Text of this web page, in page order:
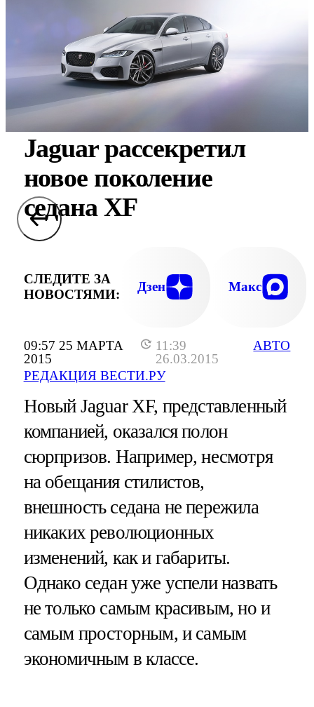
09:57 25 МАРТА
2015
11:39
26.03.2015
РЕДАКЦИЯ ВЕСТИ.РУ
АВТО
Jaguar рассекретил
новое поколение
седана XF
СЛЕДИТЕ ЗА
НОВОСТЯМИ:
Дзен Макс
Новый Jaguar XF, представленный
компанией, оказался полон
сюрпризов. Например, несмотря
на обещания стилистов,
внешность седана не пережила
никаких революционных
изменений, как и габариты.
Однако седан уже успели назвать
не только самым красивым, но и
самым просторным, и самым
экономичным в классе.